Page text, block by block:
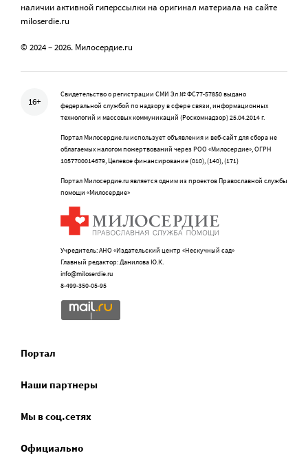
наличии активной гиперссылки на оригинал материала на сайте
miloserdie.ru
© 2024 – 2026. Милосердие.ru
16+
Свидетельство о регистрации СМИ Эл № ФС77-57850 выдано
федеральной службой по надзору в сфере связи, информационных
технологий и массовых коммуникаций (Роскомнадзор) 25.04.2014 г.
Портал Милосердие.ru использует объявления и веб-сайт для сбора не
облагаемых налогом пожертвований через РОО «Милосердие», ОГРН
1057700014679, Целевое финансирование (010), (140), (171)
Портал Милосердие.ru является одним из проектов Православной службы
помощи «Милосердие»
Учредитель: АНО «Издательский центр «Нескучный сад»
Главный редактор: Данилова Ю.К.
info@miloserdie.ru
8-499-350-05-95
Портал
Наши партнеры
Мы в соц.сетях
Официально